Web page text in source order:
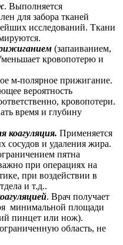
. Выполняется
для забора тканей
исследований. Ткани
(запаиванием,
кровопотерю и
м-полярное прижигание.
вероятность
кровопотери.
время и глубину
коагуляция. Применяется
сосудов и удаления жира.
пятна
при операциях на
при воздействии в
и т.д..
. Врач получает
минимальной площади
пинцет или нож).
область, не